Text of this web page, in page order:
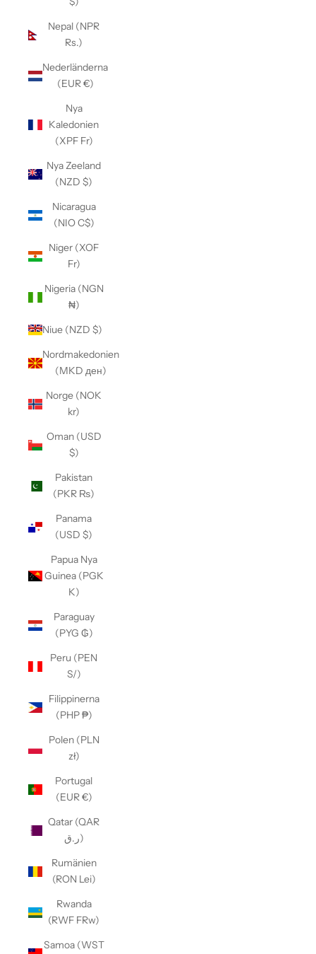
Nepal (NPR
Rs.)
Nederländerna
(EUR €)
Nya
Kaledonien
(XPF Fr)
Nya Zeeland
(NZD $)
Nicaragua
(NIO C$)
Niger (XOF
Fr)
Nigeria (NGN
₦)
Niue (NZD $)
Nordmakedonien
(MKD ден)
Norge (NOK
kr)
Oman (USD
$)
Pakistan
(PKR ₨)
Panama
(USD $)
Papua Nya
Guinea (PGK
K)
Paraguay
(PYG ₲)
Peru (PEN
S/)
Filippinerna
(PHP ₱)
Polen (PLN
zł)
Portugal
(EUR €)
Qatar (QAR
ر.ق)
Rumänien
(RON Lei)
Rwanda
(RWF FRw)
Samoa (WST